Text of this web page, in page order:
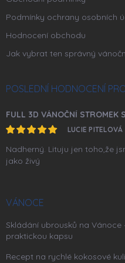
Podmínky ochrany osobních
Hodnocení obchodu
Jak vybrat ten správný
POSLEDNÍ HODNOCENÍ
FULL 3D VÁNOČNÍ STROMEK
LUCIE PITELOVÁ
Nadherný. Lituju jen toho,že
jako živý
VÁNOCE
Skládání ubrousků na
praktickou kapsu
Recept na rychlé kokosové